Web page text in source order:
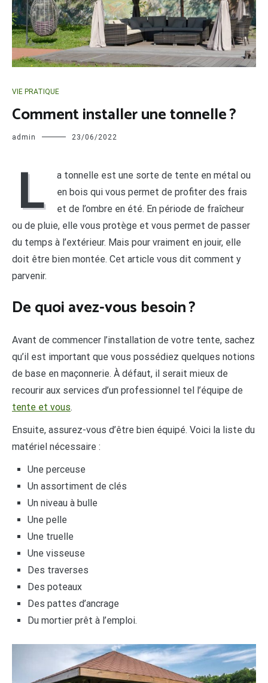
VIE PRATIQUE
Comment installer une tonnelle ?
admin 23/06/2022
L
a tonnelle est une sorte de tente en métal ou
en bois qui vous permet de profiter des frais
et de l’ombre en été. En période de fraîcheur
ou de pluie, elle vous protège et vous permet de passer
du temps à l’extérieur. Mais pour vraiment en jouir, elle
doit être bien montée. Cet article vous dit comment y
parvenir.
De quoi avez-vous besoin ?
Avant de commencer l’installation de votre tente, sachez
qu’il est important que vous possédiez quelques notions
de base en maçonnerie. À défaut, il serait mieux de
recourir aux services d’un professionnel tel l’équipe de
tente et vous.
Ensuite, assurez-vous d’être bien équipé. Voici la liste du
matériel nécessaire :
Une perceuse
Un assortiment de clés
Un niveau à bulle
Une pelle
Une truelle
Une visseuse
Des traverses
Des poteaux
Des pattes d’ancrage
Du mortier prêt à l’emploi.